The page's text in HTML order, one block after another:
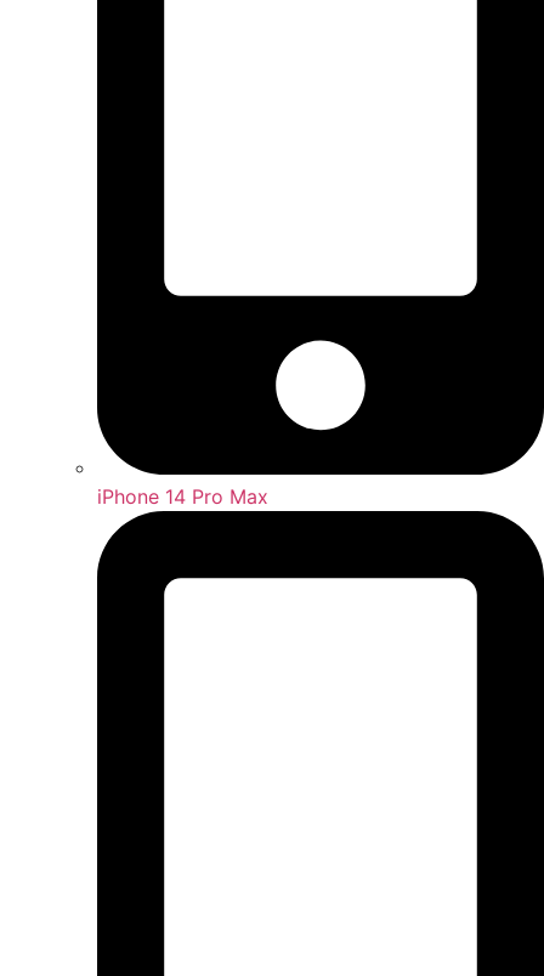
iPhone 14 Pro Max